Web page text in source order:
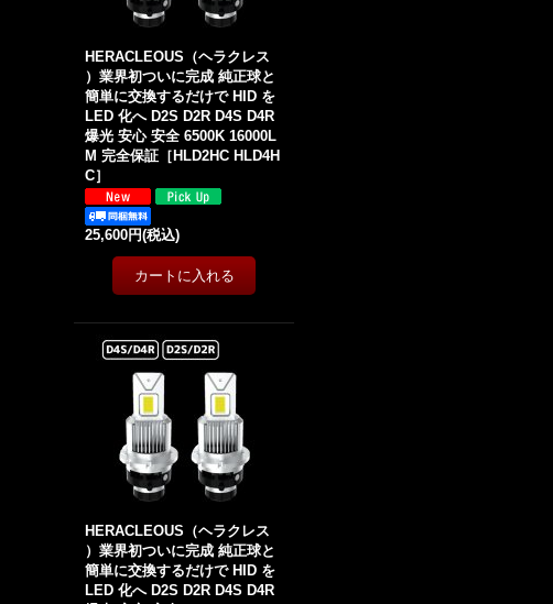
HERACLEOUS（ヘラクレス
）業界初ついに完成 純正球と
簡単に交換するだけで HID を
LED 化へ D2S D2R D4S D4R
爆光 安心 安全 6500K 16000L
M 完全保証［HLD2HC HLD4H
C］
25,600円(税込)
HERACLEOUS（ヘラクレス
）業界初ついに完成 純正球と
簡単に交換するだけで HID を
LED 化へ D2S D2R D4S D4R